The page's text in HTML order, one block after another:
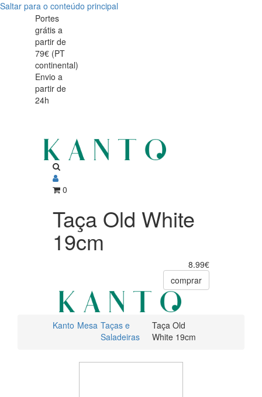
Saltar para o conteúdo principal
Taça
White
19cm
Taça
White
19cm
Portes
grátis a
partir de
79€ (PT
continental)
Envio a
partir de
24h
0
Taça Old White
19cm
8.99€
comprar
Kanto Mesa Taças e
Saladeiras
Taça Old
White 19cm